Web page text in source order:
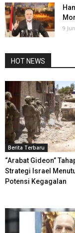
9
HOT NEWS
Berita Terbaru
“Arabat Gideon”
Strategi Israel
Potensi Kegagalan